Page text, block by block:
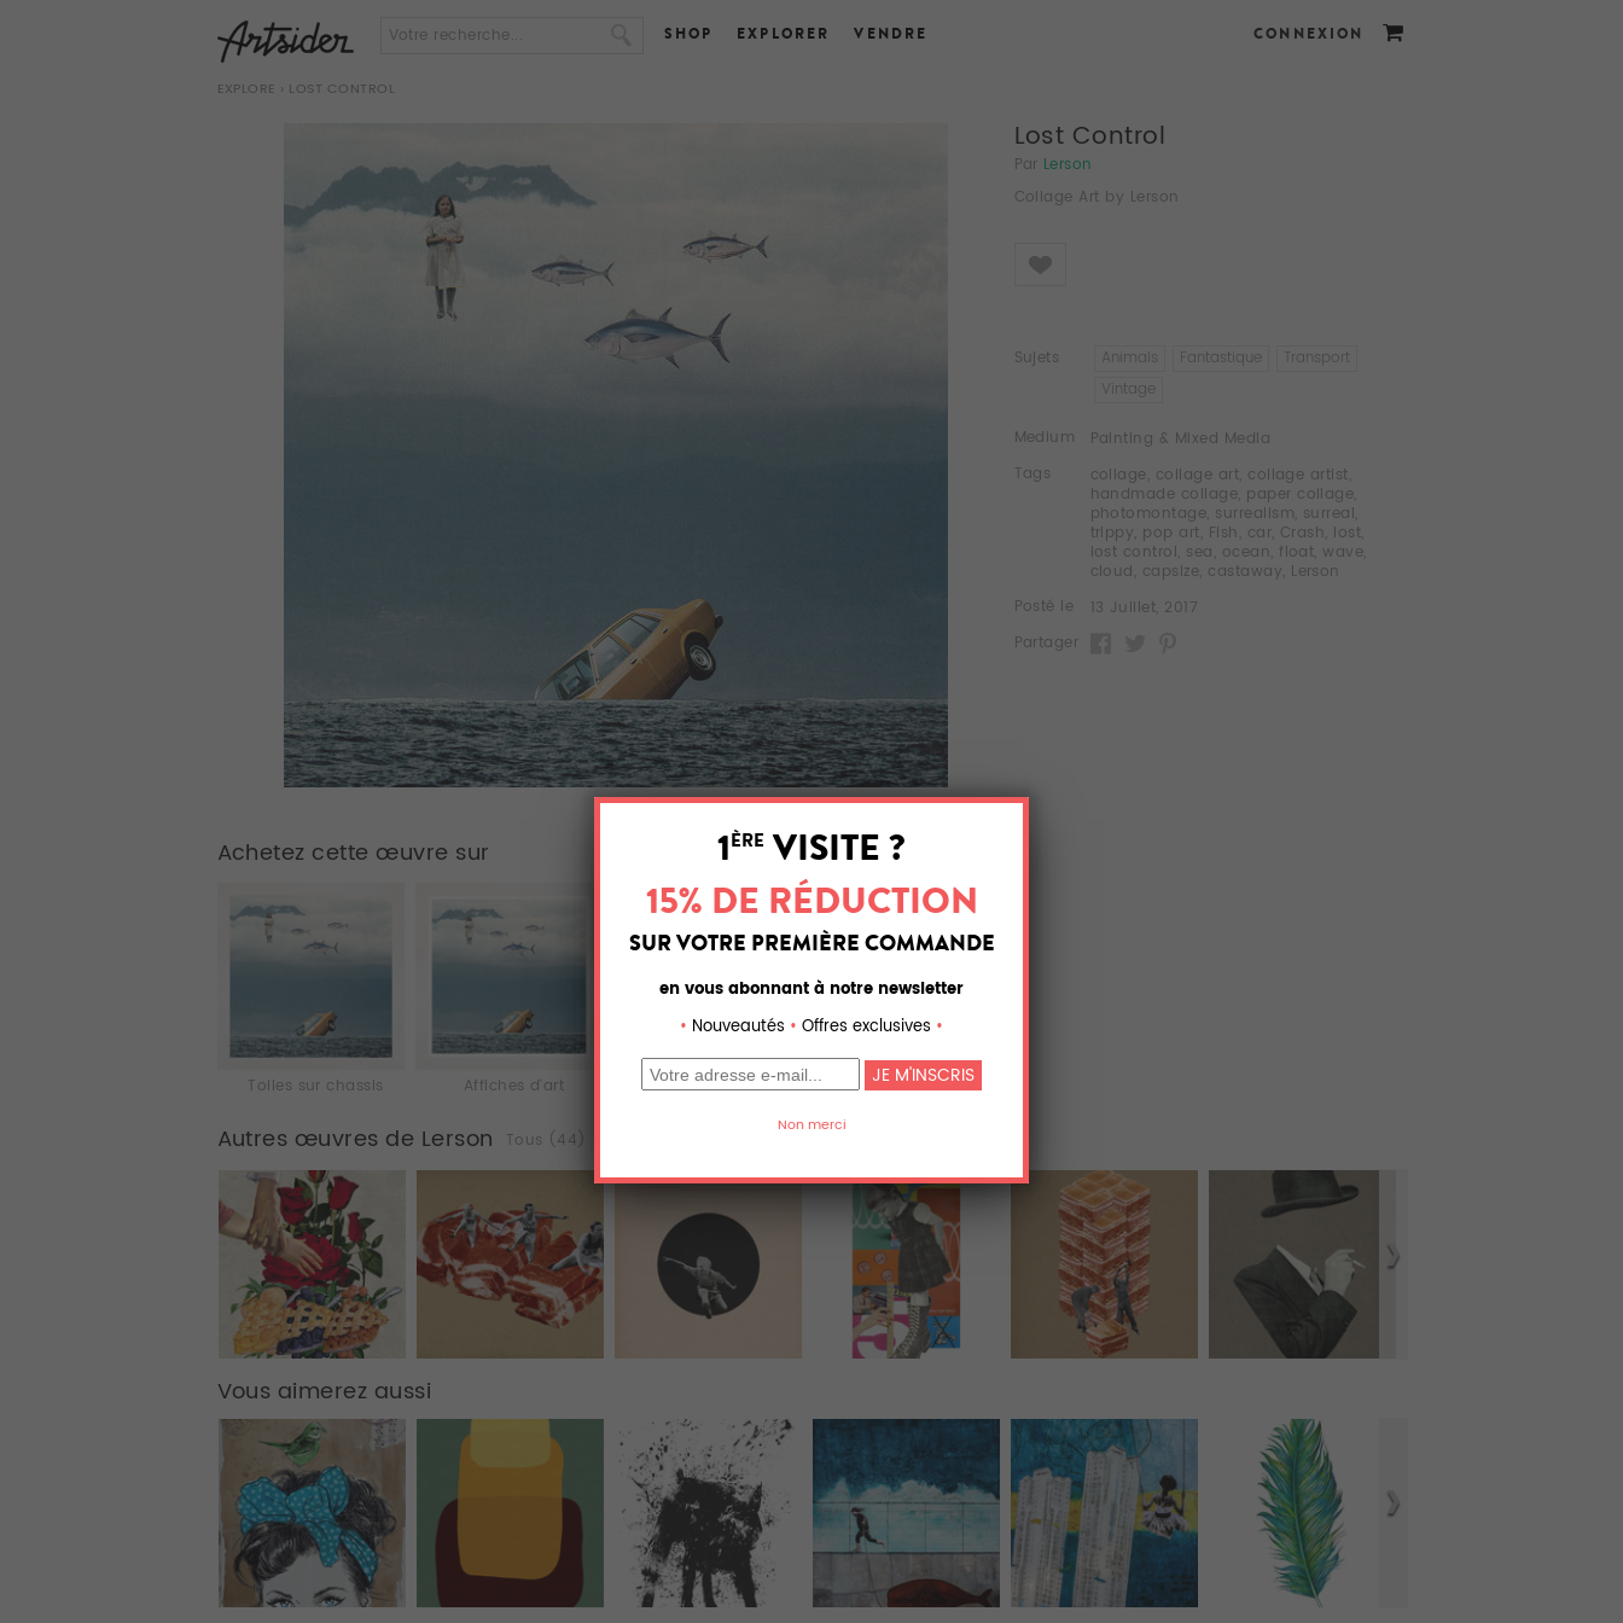
SHOP EXPLORER VENDRE CONNEXION
EXPLORE › LOST CONTROL
Lost Control
Par Lerson
Collage Art by Lerson
Like
Sujets Animals Fantastique
Transport
Vintage
Medium
Painting & Mixed Media
Tags
collage collage art collage artist
handmade collage paper collage
photomontage surrealism surreal
trippy pop art Fish car Crash lost
lost control sea ocean float wave
cloud capsize castaway Lerson
Posté le
13 Juillet, 2017
Partager
Achetez cette œuvre sur
Toiles sur chassis Affiches d'art Acrylique Aluminium
Autres œuvres de Lerson Tous (44)
Vous aimerez aussi